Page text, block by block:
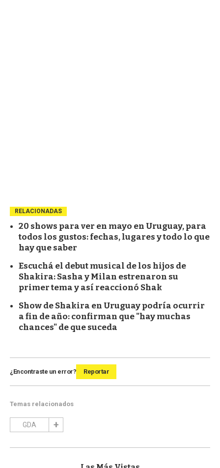
RELACIONADAS
20 shows para ver en mayo en Uruguay, para
todos los gustos: fechas, lugares y todo lo que
hay que saber
Escuchá el debut musical de los hijos de
Shakira: Sasha y Milan estrenaron su
primer tema y así reaccionó Shak
Show de Shakira en Uruguay podría ocurrir
a fin de año: confirman que "hay muchas
chances" de que suceda
¿Encontraste un error? Reportar
Temas relacionados
GDA